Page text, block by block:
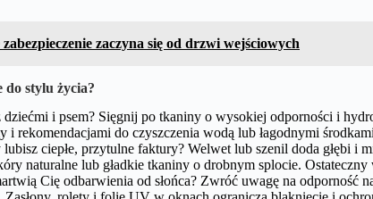
zaczyna się od drzwi wejściowych
do stylu życia?
i psem? Sięgnij po tkaniny o wysokiej odporności i
rekomendacjami do czyszczenia wodą lub łagodnymi
ciepłe, przytulne faktury? Welwet lub szenil doda głębi i
naturalne lub gładkie tkaniny o drobnym splocie.
Cię odbarwienia od słońca? Zwróć uwagę na odporność